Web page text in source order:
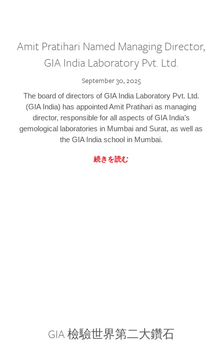
Amit Pratihari Named Managing Director,
GIA India Laboratory Pvt. Ltd.
September 30, 2025
The board of directors of GIA India Laboratory Pvt. Ltd.
(GIA India) has appointed Amit Pratihari as managing
director, responsible for all aspects of GIA India’s
gemological laboratories in Mumbai and Surat, as well as
the GIA India school in Mumbai.
続きを読む
GIA 檢驗世界第二大鑽石